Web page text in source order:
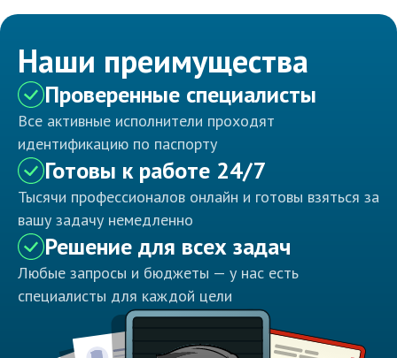
Наши преимущества
Проверенные специалисты
Все активные исполнители проходят
идентификацию по паспорту
Готовы к работе 24/7
Тысячи профессионалов онлайн и готовы взяться за
вашу задачу немедленно
Решение для всех задач
Любые запросы и бюджеты — у нас есть
специалисты для каждой цели